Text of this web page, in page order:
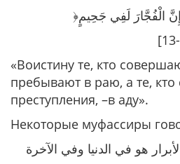
«Воистину те, кто
пребывают в раю, а те,
преступления, –в аду».
Некоторые муфассиры
هو في الدنيا وفي الآخرة